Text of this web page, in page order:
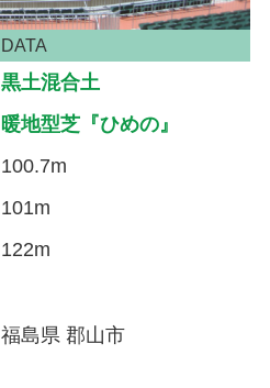
DATA
黒土混合土
暖地型芝『ひめの』
100.7m
101m
122m
福島県 郡山市